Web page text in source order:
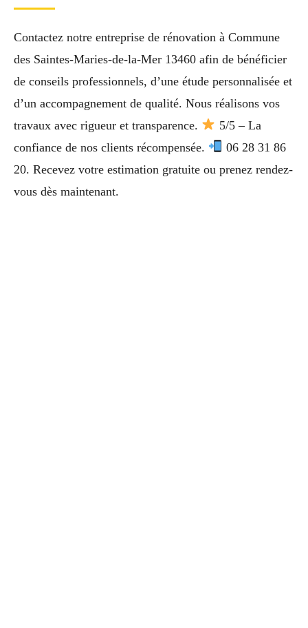
Contactez notre entreprise de rénovation à Commune
des Saintes-Maries-de-la-Mer 13460 afin de bénéficier
de conseils professionnels, d’une étude personnalisée et
d’un accompagnement de qualité. Nous réalisons vos
travaux avec rigueur et transparence.
5/5 – La
confiance de nos clients récompensée.
06 28 31 86
20. Recevez votre estimation gratuite ou prenez rendez-
vous dès maintenant.